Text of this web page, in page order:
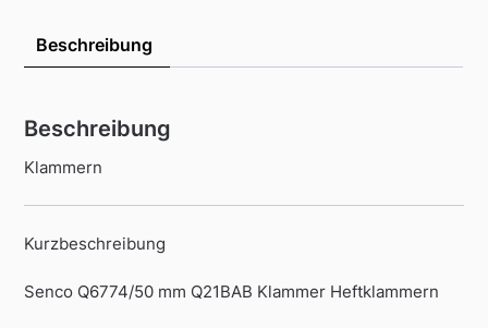
Beschreibung
Beschreibung
Klammern
Kurzbeschreibung
Senco Q6774/50 mm Q21BAB Klammer Heftklammern